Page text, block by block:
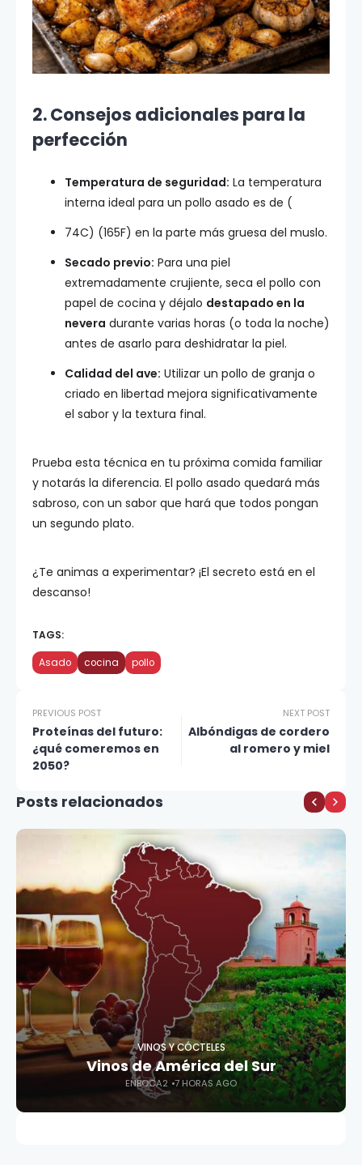
2. Consejos adicionales para la
perfección
Temperatura de seguridad: La temperatura
interna ideal para un pollo asado es de (
74C) (165F) en la parte más gruesa del muslo.
Secado previo: Para una piel
extremadamente crujiente, seca el pollo con
papel de cocina y déjalo destapado en la
nevera durante varias horas (o toda la noche)
antes de asarlo para deshidratar la piel.
Calidad del ave: Utilizar un pollo de granja o
criado en libertad mejora significativamente
el sabor y la textura final.
Prueba esta técnica en tu próxima comida familiar
y notarás la diferencia. El pollo asado quedará más
sabroso, con un sabor que hará que todos pongan
un segundo plato.
¿Te animas a experimentar? ¡El secreto está en el
descanso!
TAGS:
Asado cocina pollo
PREVIOUS POST
Proteínas del futuro:
¿qué comeremos en
2050?
NEXT POST
Albóndigas de cordero
al romero y miel
Posts relacionados
VINOS Y CÓCTELES
Vinos de América del Sur
ENBOCA2 7 HORAS AGO